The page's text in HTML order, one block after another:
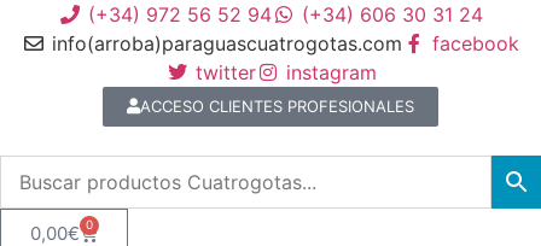
(+34) 972 56 52 94
(+34) 606 30 31 24
info(arroba)paraguascuatrogotas.com
facebook
twitter
instagram
ACCESO CLIENTES PROFESIONALES
0,00€ 0